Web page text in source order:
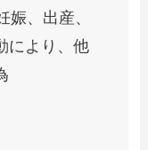
、出産、
により、他